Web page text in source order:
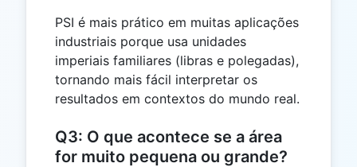
PSI é mais prático em muitas aplicações
industriais porque usa unidades
imperiais familiares (libras e polegadas),
tornando mais fácil interpretar os
resultados em contextos do mundo real.
Q3: O que acontece se a área
for muito pequena ou grande?